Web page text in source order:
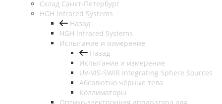
Cклад Санкт-Петербург
HGH Infrared Systems
Назад
HGH Infrared Systems
Испытание и измерение
Назад
Испытание и измерение
UV-VIS-SWIR Integrating Sphere Sources
Абсолютно чёрные тела
Коллиматоры